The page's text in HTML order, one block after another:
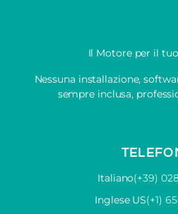
Il Motore per il
Nessuna installazione,
sempre inclusa,
Italiano(+39)
Inglese US(+1)